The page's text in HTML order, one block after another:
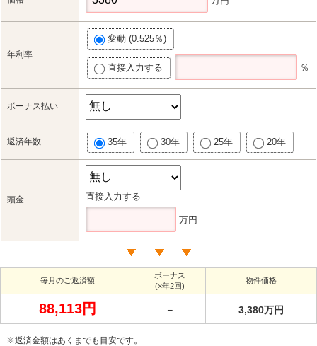
年利率
変動 (0.525％)
直接入力する ％
ボーナス払い
返済年数 35年 30年 25年 20年
頭金 直接入力する
万円
毎月のご返済額
ボーナス
(×年2回)
物件価格
88,113円 － 3,380万円
※返済金額はあくまでも目安です。